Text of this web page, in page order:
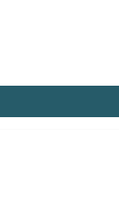
geben Sie eine